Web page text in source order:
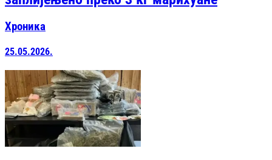
Хроника
25.05.2026.